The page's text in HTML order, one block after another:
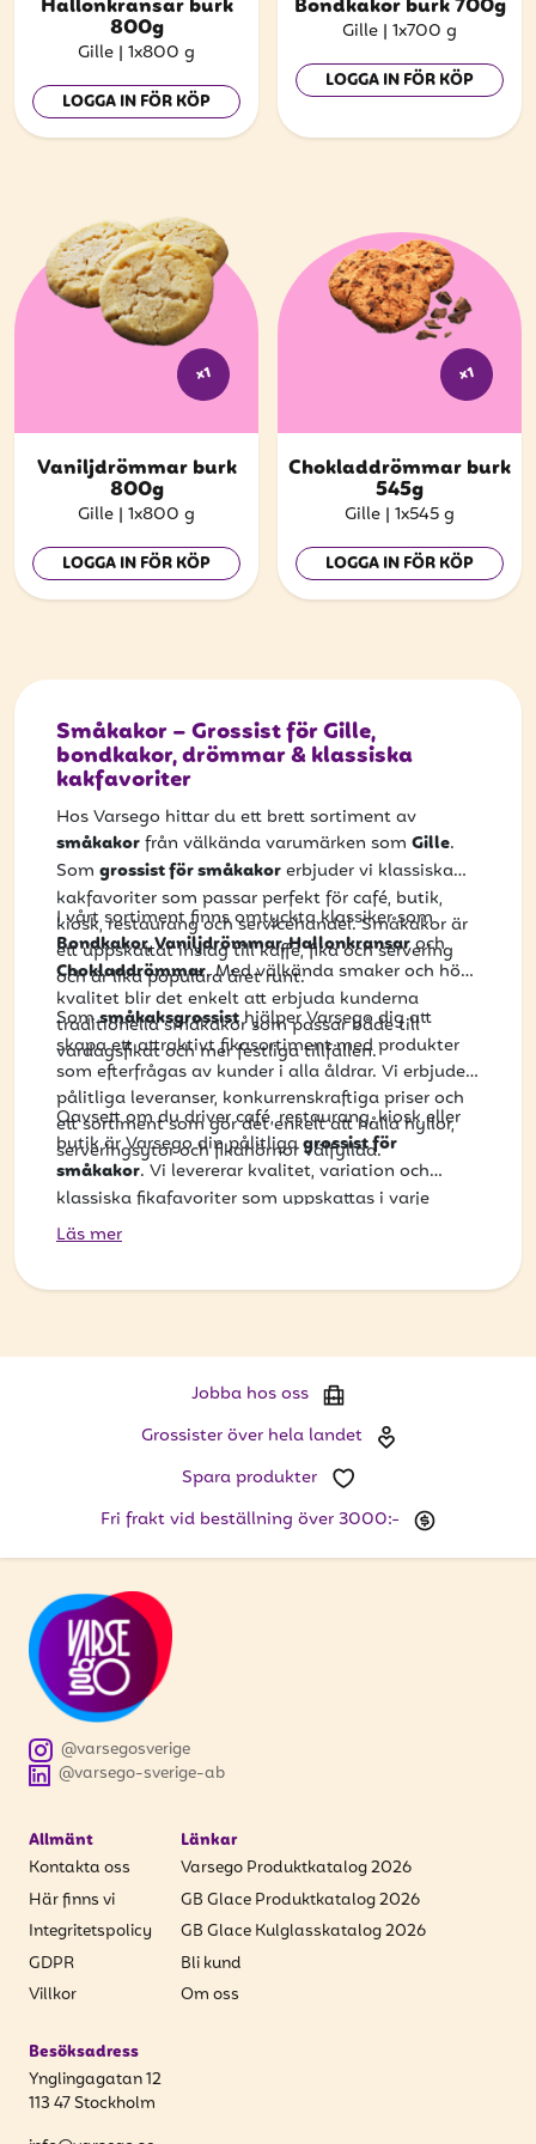
Ange din e-postadress nedan för att ta del av våra
nyheter och erbjudanden.
E-postadress
PRENUMERERA
Hallonkransar burk
800g
Gille | 1x800 g
LOGGA IN FÖR KÖP
Bondkakor burk 700g
Gille | 1x700 g
LOGGA IN FÖR KÖP
x1
Vaniljdrömmar burk
800g
Gille | 1x800 g
LOGGA IN FÖR KÖP
x1
Chokladdrömmar burk
545g
Gille | 1x545 g
LOGGA IN FÖR KÖP
Småkakor – Grossist för Gille,
bondkakor, drömmar & klassiska
kakfavoriter
Hos Varsego hittar du ett brett sortiment av
småkakorfrån välkända varumärken som Gille.
Som grossist för småkakorerbjuder vi klassiska
kakfavoriter som passar perfekt för café, butik,
kiosk, restaurang och servicehandel. Småkakor är
ett uppskattat inslag till kaffe, fika och servering
och är lika populära året runt.
I vårt sortiment finns omtyckta klassiker som
Bondkakor, Vaniljdrömmar, Hallonkransaroch
Chokladdrömmar. Med välkända smaker och hög
kvalitet blir det enkelt att erbjuda kunderna
traditionella småkakor som passar både till
vardagsfikat och mer festliga tillfällen.
Somsmåkaksgrossisthjälper Varsego dig att
skapa ett attraktivt fikasortiment med produkter
som efterfrågas av kunder i alla åldrar. Vi erbjuder
pålitliga leveranser, konkurrenskraftiga priser och
ett sortiment som gör det enkelt att hålla hyllor,
serveringsytor och fikahörnor välfyllda.
Oavsett om du driver café, restaurang, kiosk eller
butik är Varsego din pålitligagrossist för
småkakor. Vi levererar kvalitet, variation och
klassiska fikafavoriter som uppskattas i varje
kaffepaus.
Läs mer
Jobba hos oss
Grossister över hela landet
Spara produkter
Fri frakt vid beställning över 3000:-
@varsego-sverige-ab
@varsegosverige
Allmänt
Kontakta oss
Här finns vi
Integritetspolicy
GDPR
Villkor
Länkar
Varsego Produktkatalog 2026
GB Glace Produktkatalog 2026
GB Glace Kulglasskatalog 2026
Bli kund
Om oss
Besöksadress
Ynglingagatan 12
113 47 Stockholm